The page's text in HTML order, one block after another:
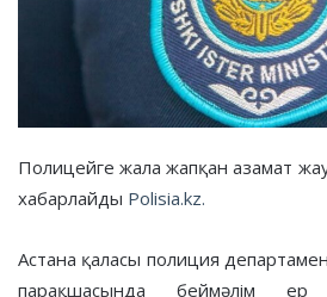
Полицейге жала жапқан азамат
хабарлайды Polisia.kz.
Астана қаласы полиция
парақшасында беймәлім ер